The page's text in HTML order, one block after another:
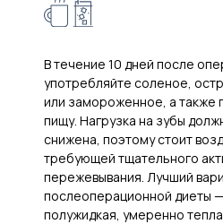
В течение 10 дней после
употребляйте соленое,
или замороженное, а также
пищу. Нагрузка на зубы
снижена, поэтому стоит
требующей тщательного
пережевывания. Лучший
послеоперационной диеты
полужидкая, умеренно